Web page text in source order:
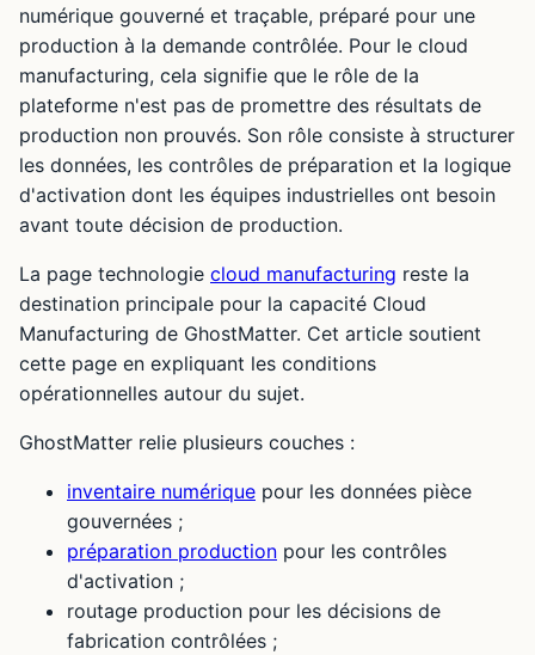
numérique gouverné et traçable, préparé pour une
production à la demande contrôlée. Pour le cloud
manufacturing, cela signifie que le rôle de la
plateforme n'est pas de promettre des résultats de
production non prouvés. Son rôle consiste à structurer
les données, les contrôles de préparation et la logique
d'activation dont les équipes industrielles ont besoin
avant toute décision de production.
La page technologie cloud manufacturing reste la
destination principale pour la capacité Cloud
Manufacturing de GhostMatter. Cet article soutient
cette page en expliquant les conditions
opérationnelles autour du sujet.
GhostMatter relie plusieurs couches :
inventaire numérique pour les données pièce
gouvernées ;
préparation production pour les contrôles
d'activation ;
routage production pour les décisions de
fabrication contrôlées ;